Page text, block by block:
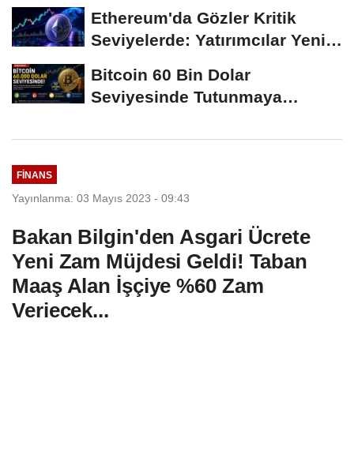
Ethereum'da Gözler Kritik
Seviyelerde: Yatırımcılar Yeni
Bitcoin 60 Bin Dolar
Seviyesinde Tutunmaya
FINANS
Yayınlanma: 03 Mayıs 2023 - 09:43
Bakan Bilgin'den Asgari Ücrete
Yeni Zam Müjdesi Geldi! Taban
Maaş Alan İşçiye %60 Zam
Veriecek...